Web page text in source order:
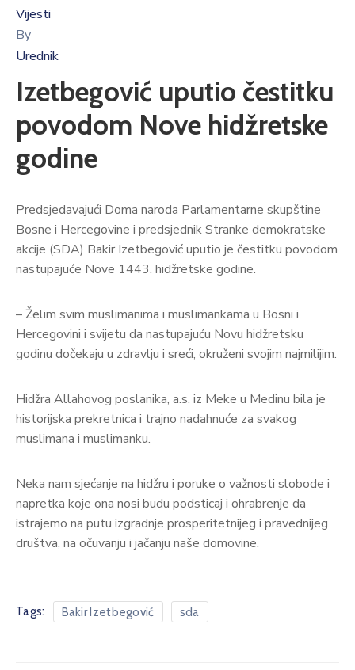
Vijesti
By
Urednik
Izetbegović uputio čestitku
povodom Nove hidžretske
godine
Predsjedavajući Doma naroda Parlamentarne skupštine
Bosne i Hercegovine i predsjednik Stranke demokratske
akcije (SDA) Bakir Izetbegović uputio je čestitku povodom
nastupajuće Nove 1443. hidžretske godine.
– Želim svim muslimanima i muslimankama u Bosni i
Hercegovini i svijetu da nastupajuću Novu hidžretsku
godinu dočekaju u zdravlju i sreći, okruženi svojim najmilijim.
Hidžra Allahovog poslanika, a.s. iz Meke u Medinu bila je
historijska prekretnica i trajno nadahnuće za svakog
muslimana i muslimanku.
Neka nam sjećanje na hidžru i poruke o važnosti slobode i
napretka koje ona nosi budu podsticaj i ohrabrenje da
istrajemo na putu izgradnje prosperitetnijeg i pravednijeg
društva, na očuvanju i jačanju naše domovine.
Tags: Bakir Izetbegović sda